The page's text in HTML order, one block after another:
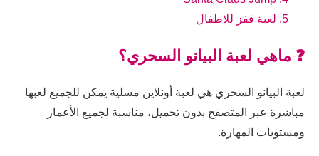
لعبة قفز للاطفال
❓ ماهي لعبة البيانو السحري؟
لعبة البيانو السحري هي لعبة أونلاين مسلية يمكن للجميع لعبها
مباشرة عبر المتصفح بدون تحميل، مناسبة لجميع الأعمار
ومستويات المهارة.